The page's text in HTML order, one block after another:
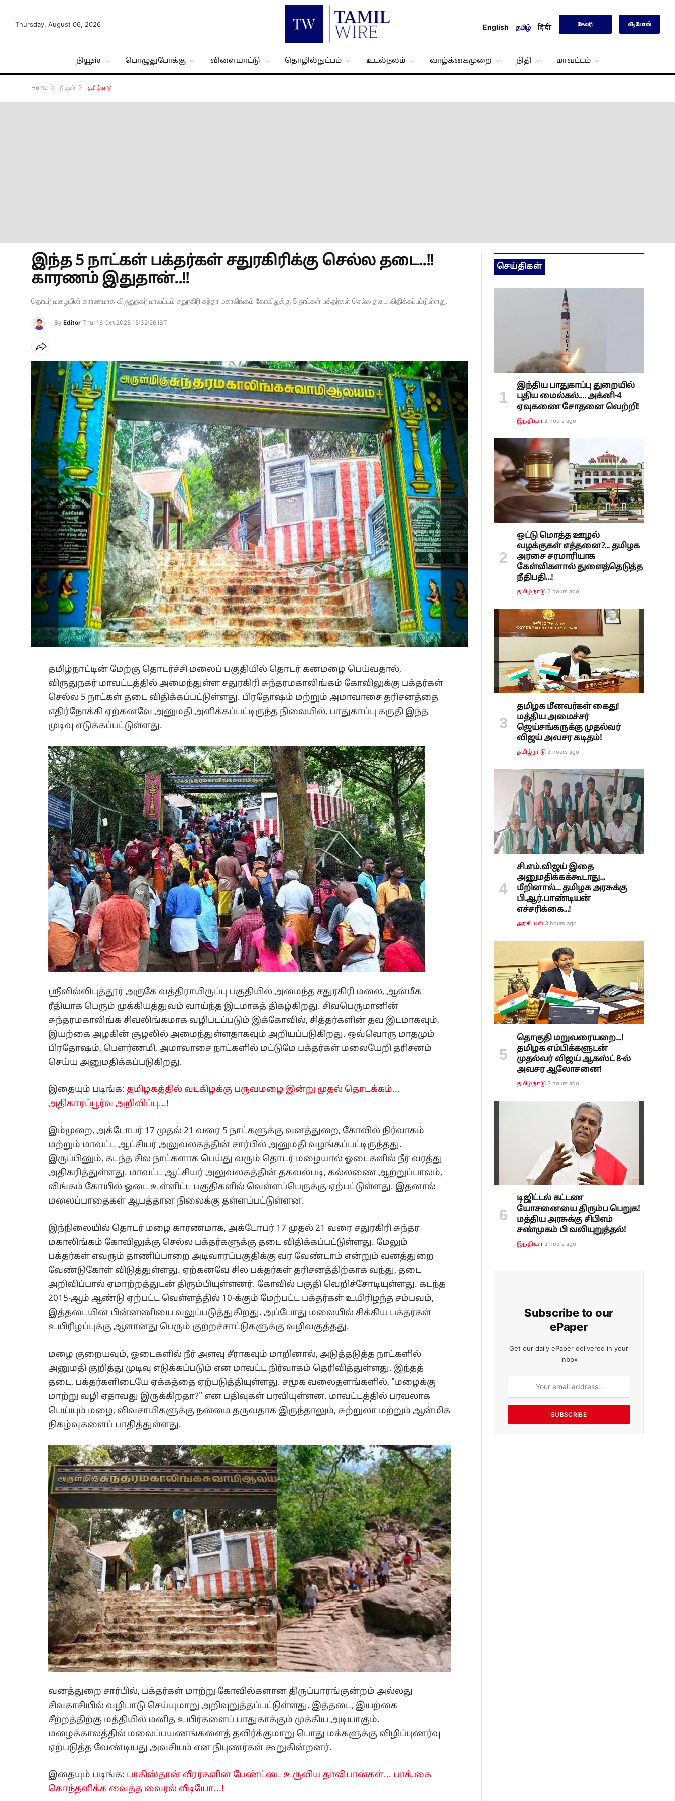
Thursday, August 06, 2026 English தமிழ் हिंदी கேலரி வீடியோஸ்
நியூஸ் பொழுதுபோக்கு விளையாட்டு தொழில்நுட்பம் உடல்நலம் வாழ்க்கைமுறை நிதி மாவட்டம்
Home 》 நியூஸ் 》 தமிழ்நாடு
இந்த 5 நாட்கள் பக்தர்கள் சதுரகிரிக்கு செல்ல தடை..!!
காரணம் இதுதான்..!!
தொடர் மழையின் காரணமாக விருதுநகர் மாவட்டம் சதுரகிரி சுந்தர மகாலிங்கம் கோவிலுக்கு 5 நாட்கள் பக்தர்கள் செல்ல தடை விதிக்கப்பட்டுள்ளது.
By Editor Thu, 16 Oct 2025 15:32:26 IST
தமிழ்நாட்டின் மேற்கு தொடர்ச்சி மலைப் பகுதியில் தொடர் கனமழை பெய்வதால்,
விருதுநகர் மாவட்டத்தில் அமைந்துள்ள சதுரகிரி சுந்தரமகாலிங்கம் கோவிலுக்கு பக்தர்கள்
செல்ல 5 நாட்கள் தடை விதிக்கப்பட்டுள்ளது. பிரதோஷம் மற்றும் அமாவாசை தரிசனத்தை
எதிர்நோக்கி ஏற்கனவே அனுமதி அளிக்கப்பட்டிருந்த நிலையில், பாதுகாப்பு கருதி இந்த
முடிவு எடுக்கப்பட்டுள்ளது.
ஸ்ரீவில்லிபுத்தூர் அருகே வத்திராயிருப்பு பகுதியில் அமைந்த சதுரகிரி மலை, ஆன்மீக
ரீதியாக பெரும் முக்கியத்துவம் வாய்ந்த இடமாகத் திகழ்கிறது. சிவபெருமானின்
சுந்தரமகாலிங்க சிவலிங்கமாக வழிபடப்படும் இக்கோவில், சித்தர்களின் தவ இடமாகவும்,
இயற்கை அழகின் சூழலில் அமைந்துள்ளதாகவும் அறியப்படுகிறது. ஒவ்வொரு மாதமும்
பிரதோஷம், பௌர்ணமி, அமாவாசை நாட்களில் மட்டுமே பக்தர்கள் மலையேறி தரிசனம்
செய்ய அனுமதிக்கப்படுகிறது.
இதையும் படிங்க:தமிழகத்தில் வடகிழக்கு பருவமழை இன்று முதல் தொடக்கம்...
அதிகாரப்பூர்வ அறிவிப்பு...!
இம்முறை, அக்டோபர் 17 முதல் 21 வரை 5 நாட்களுக்கு வனத்துறை, கோவில் நிர்வாகம்
மற்றும் மாவட்ட ஆட்சியர் அலுவலகத்தின் சார்பில் அனுமதி வழங்கப்பட்டிருந்தது.
இருப்பினும், கடந்த சில நாட்களாக பெய்து வரும் தொடர் மழையால் ஓடைகளில் நீர் வரத்து
அதிகரித்துள்ளது. மாவட்ட ஆட்சியர் அலுவலகத்தின் தகவல்படி, கல்லணை ஆற்றுப்பாலம்,
லிங்கம் கோயில் ஓடை உள்ளிட்ட பகுதிகளில் வெள்ளப்பெருக்கு ஏற்பட்டுள்ளது. இதனால்
மலைப்பாதைகள் ஆபத்தான நிலைக்கு தள்ளப்பட்டுள்ளன.
இந்நிலையில் தொடர் மழை காரணமாக, அக்டோபர் 17 முதல் 21 வரை சதுரகிரி சுந்தர
மகாலிங்கம் கோவிலுக்கு செல்ல பக்தர்களுக்கு தடை விதிக்கப்பட்டுள்ளது. மேலும்
பக்தர்கள் எவரும் தாணிப்பாறை அடிவாரப்பகுதிக்கு வர வேண்டாம் என்றும் வனத்துறை
வேண்டுகோள் விடுத்துள்ளது. ஏற்கனவே சில பக்தர்கள் தரிசனத்திற்காக வந்து, தடை
அறிவிப்பால் ஏமாற்றத்துடன் திரும்பியுள்ளனர். கோவில் பகுதி வெறிச்சோடியுள்ளது. கடந்த
2015-ஆம் ஆண்டு ஏற்பட்ட வெள்ளத்தில் 10-க்கும் மேற்பட்ட பக்தர்கள் உயிரிழந்த சம்பவம்,
இத்தடையின் பின்னணியை வலுப்படுத்துகிறது. அப்போது மலையில் சிக்கிய பக்தர்கள்
உயிரிழப்புக்கு ஆளானது பெரும் குற்றச்சாட்டுகளுக்கு வழிவகுத்தது.
மழை குறையவும், ஓடைகளில் நீர் அளவு சீராகவும் மாறினால், அடுத்தடுத்த நாட்களில்
அனுமதி குறித்து முடிவு எடுக்கப்படும் என மாவட்ட நிர்வாகம் தெரிவித்துள்ளது. இந்தத்
தடை, பக்தர்களிடையே ஏக்கத்தை ஏற்படுத்தியுள்ளது. சமூக வலைதளங்களில், "மழைக்கு
மாற்று வழி ஏதாவது இருக்கிறதா?" என பதிவுகள் பரவியுள்ளன. மாவட்டத்தில் பரவலாக
பெய்யும் மழை, விவசாயிகளுக்கு நன்மை தருவதாக இருந்தாலும், சுற்றுலா மற்றும் ஆன்மிக
நிகழ்வுகளைப் பாதித்துள்ளது.
வனத்துறை சார்பில், பக்தர்கள் மாற்று கோவில்களான திருப்பாரங்குன்றம் அல்லது
சிவகாசியில் வழிபாடு செய்யுமாறு அறிவுறுத்தப்பட்டுள்ளது. இத்தடை, இயற்கை
சீற்றத்திற்கு மத்தியில் மனித உயிர்களைப் பாதுகாக்கும் முக்கிய அடியாகும்.
மழைக்காலத்தில் மலைப்பயணங்களைத் தவிர்க்குமாறு பொது மக்களுக்கு விழிப்புணர்வு
ஏற்படுத்த வேண்டியது அவசியம் என நிபுணர்கள் கூறுகின்றனர்.
இதையும் படிங்க: பாகிஸ்தான் வீரர்களின் பேண்ட்டை உருவிய தாலிபான்கள்... பாக்.கை
கொந்தளிக்க வைத்த வைரல் வீடியோ...!
செய்திகள்
இந்திய பாதுகாப்பு துறையில்
புதிய மைல்கல்.... அக்னி-4
ஏவுகணை சோதனை வெற்றி!
இந்தியா 2 hours ago
ஒட்டு மொத்த ஊழல்
வழக்குகள் எத்தனை?... தமிழக
அரசை சரமாரியாக
கேள்விகளால் துளைத்தெடுத்த
நீதிபதி...!
தமிழ்நாடு 2 hours ago
தமிழக மீனவர்கள் கைது!
மத்திய அமைச்சர்
ஜெய்சங்கருக்கு முதல்வர்
விஜய் அவசர கடிதம்!
தமிழ்நாடு 2 hours ago
சி.எம்.விஜய் இதை
அனுமதிக்கக்கூடாது...
மீறினால்... தமிழக அரசுக்கு
பி.ஆர்.பாண்டியன்
எச்சரிக்கை...!
அரசியல் 3 hours ago
தொகுதி மறுவரையறை...!
தமிழக எம்பிக்களுடன்
முதல்வர் விஜய் ஆகஸ்ட் 8-ல்
அவசர ஆலோசனை!
தமிழ்நாடு 3 hours ago
டிஜிட்டல் கட்டண
யோசனையை திரும்ப பெறுக!
மத்திய அரசுக்கு சிபிஎம்
சண்முகம் பி வலியுறுத்தல்!
இந்தியா 3 hours ago
Subscribe to our
ePaper
Get our daily ePaper delivered in your
inbox
SUBSCRIBE